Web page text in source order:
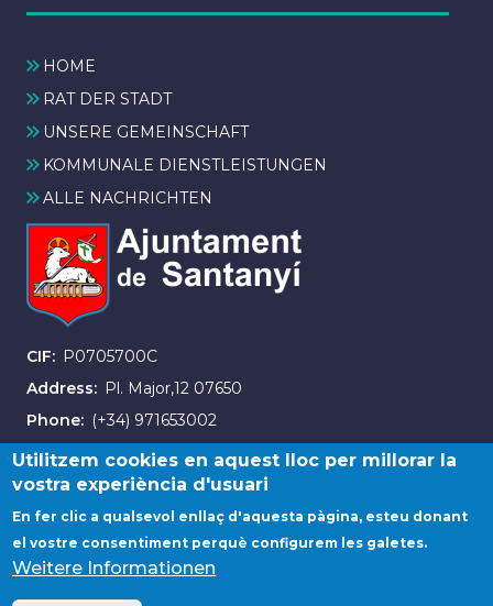
HOME
RAT DER STADT
UNSERE GEMEINSCHAFT
KOMMUNALE DIENSTLEISTUNGEN
ALLE NACHRICHTEN
CIF
P0705700C
Address
Pl. Major,12 07650
Phone
(+34) 971653002
Fax (+34) 971163007
© Ajuntament de Santanyí. Tots els drets reservats.
Avis legal
Utilitzem cookies en aquest lloc per millorar la
vostra experiència d'usuari
En fer clic a qualsevol enllaç d'aquesta pàgina, esteu donant
el vostre consentiment perquè configurem les galetes.
Weitere Informationen